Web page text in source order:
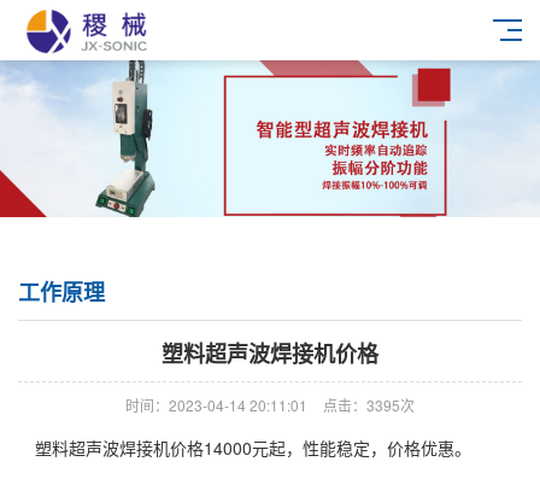
工作原理
塑料超声波焊接机价格
时间：2023-04-14 20:11:01 点击：3395次
塑料超声波焊接机价格14000元起，性能稳定，价格优惠。